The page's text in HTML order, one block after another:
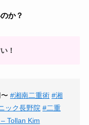
か？
！
#湘南二重術 #湘
ック長野院 #二重
Tollan Kim